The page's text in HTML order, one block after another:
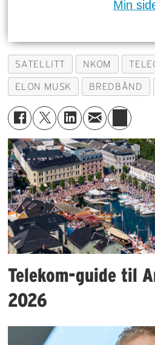
Min
SATELLITT NKOM
ELON MUSK BREDBÅND
Telekom-guide til
2026